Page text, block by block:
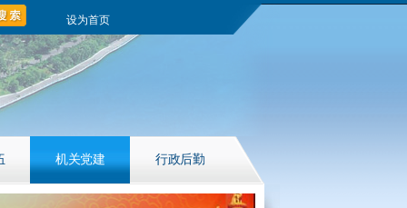
设为首页
机关党建 行政后勤